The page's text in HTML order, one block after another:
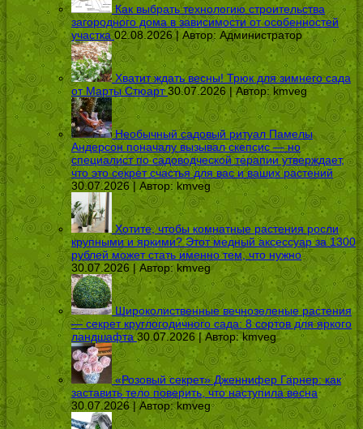
Как выбрать технологию строительства
загородного дома в зависимости от особенностей
участка 02.08.2026 | Автор:Администратор
Хватит ждать весны! Трюк для зимнего сада
от Марты Стюарт 30.07.2026 | Автор:kmveg
Необычный садовый ритуал Памелы
Андерсон поначалу вызывал скепсис — но
специалист по садоводческой терапии утверждает,
что это секрет счастья для вас и ваших растений
30.07.2026 | Автор: kmveg
Хотите, чтобы комнатные растения росли
крупными и яркими? Этот медный аксессуар за 1300
рублей может стать именно тем, что нужно
30.07.2026 | Автор:kmveg
Широколиственные вечнозеленые растения
— секрет круглогодичного сада: 8 сортов для яркого
ландшафта 30.07.2026 | Автор:kmveg
«Розовый секрет» Дженнифер Гарнер: как
заставить тело поверить, что наступила весна
30.07.2026 | Автор:kmveg